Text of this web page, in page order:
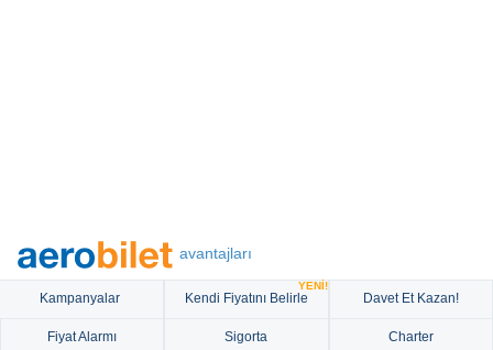
avantajları
Kampanyalar Kendi Fiyatını Belirle
YENİ!
Davet Et Kazan!
Fiyat Alarmı Sigorta Charter